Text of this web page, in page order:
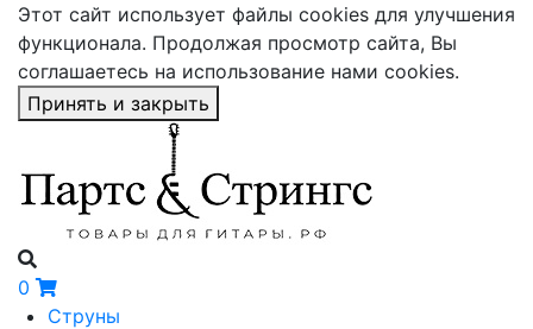
Этот сайт использует файлы cookies для улучшения
функционала. Продолжая просмотр сайта, Вы
соглашаетесь на использование нами cookies.
Принять и закрыть
0
Струны